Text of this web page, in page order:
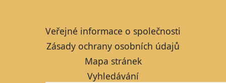
Veřejné informace o společnosti
Zásady ochrany osobních údajů
Mapa stránek
Vyhledávání